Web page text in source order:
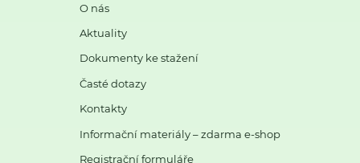
O nás
Aktuality
Dokumenty ke stažení
Časté dotazy
Kontakty
Informační materiály – zdarma e-shop
Registrační formuláře